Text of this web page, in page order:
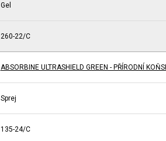
Gel
260-22/C
ABSORBINE ULTRASHIELD GREEN - PŘÍRODNÍ
Sprej
135-24/C